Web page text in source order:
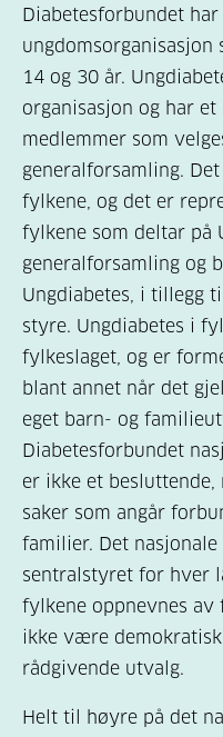
Diabetesforbundet
14 og 30 år.
organisasjon og har
medlemmer som
generalforsamling.
fylkene, og det er
fylkene som deltar på
generalforsamling og
Ungdiabetes, i tillegg
styre. Ungdiabetes i
fylkeslaget, og er
blant annet når det
eget barn- og
Diabetesforbundet
er ikke et besluttende,
saker som angår
familier. Det nasjonale
sentralstyret for hver
fylkene oppnevnes av
ikke være
rådgivende utvalg.
Helt til høyre på det